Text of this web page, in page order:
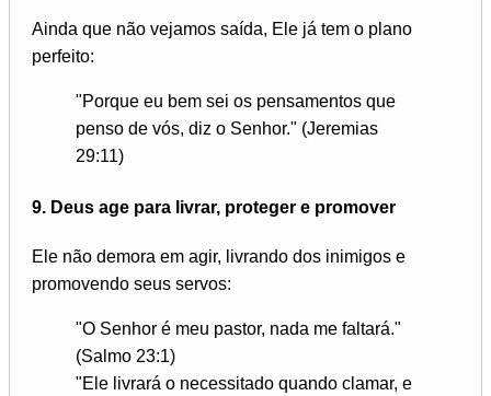
Ainda que não vejamos saída, Ele já tem o plano
perfeito:
"Porque eu bem sei os pensamentos que
penso de vós, diz o Senhor." (Jeremias
29:11)
9. Deus age para livrar, proteger e promover
Ele não demora em agir, livrando dos inimigos e
promovendo seus servos:
"O Senhor é meu pastor, nada me faltará."
(Salmo 23:1)
"Ele livrará o necessitado quando clamar, e